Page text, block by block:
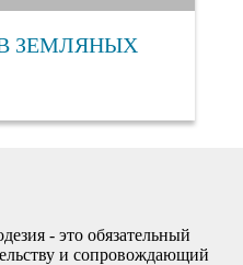
ЗЕМЛЯНЫХ
- это обязательный
и сопровождающий